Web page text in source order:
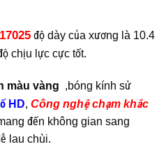
17025 độ dày của xương là 10.4
chịu lực cực tốt.
màu vàng ,bóng kính sử
HD, Công nghệ chạm khắc
đến không gian sang
lau chùi.